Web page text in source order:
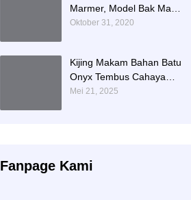
Marmer, Model Bak Mandi
Kotak, Bak Mandi Teraso
Oktober 31, 2020
Kijing Makam Bahan Batu
Onyx Tembus Cahaya
Model 2 Tingkat Nisan
Mei 21, 2025
Fanpage Kami